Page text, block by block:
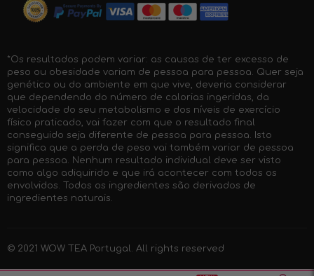
*Os resultados podem variar: as causas de ter excesso de
peso ou obesidade variam de pessoa para pessoa. Quer seja
genético ou do ambiente em que vive, deveria considerar
que dependendo do número de calorias ingeridas, da
velocidade do seu metabolismo e dos níveis de exercício
físico praticado, vai fazer com que o resultado final
conseguido seja diferente de pessoa para pessoa. Isto
significa que a perda de peso vai também variar de pessoa
para pessoa. Nenhum resultado individual deve ser visto
como algo adiquirido e que irá acontecer com todos os
envolvidos. Todos os ingredientes são derivados de
ingredientes naturais.
© 2021 WOW TEA Portugal. All rights reserved